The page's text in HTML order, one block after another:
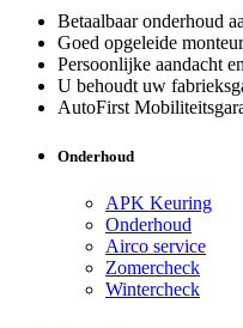
Betaalbaar onderhoud
Goed opgeleide
Persoonlijke aandacht
U behoudt uw
AutoFirst
Onderhoud
APK Keuring
Onderhoud
Airco service
Zomercheck
Wintercheck